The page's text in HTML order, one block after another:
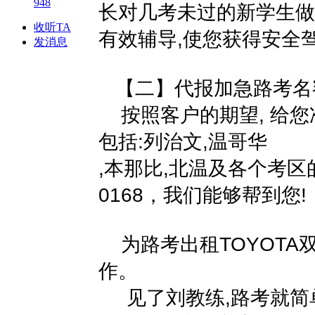
收听TA
发消息
长对几考未过的新学生做
有效辅导,使您获得安全
【二】代报加急路考
按照客户的期望, 给您
包括:列治文,温哥华
,本那比,北温及各个考
0168，我们能够帮到您!
为路考出租TOYOTA
作。
见了刘教练,路考就简